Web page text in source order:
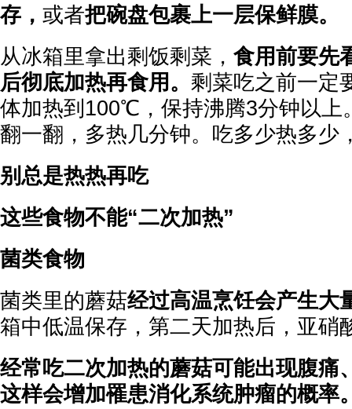
存， 或者把碗盘包裹上一层保鲜膜。
从冰箱里拿出剩饭剩菜， 食用前要先
后彻底加热再食用。 剩菜吃之前一定
体加热到100℃，保持沸腾3分钟以上
翻一翻，多热几分钟。吃多少热多少
别总是热热再吃
这些食物不能“二次加热”
菌类食物
菌类里的蘑菇经过高温烹饪会产生大
箱中低温保存，第二天加热后，亚硝
经常吃二次加热的蘑菇可能出现腹痛
这样会增加罹患消化系统肿瘤的概率